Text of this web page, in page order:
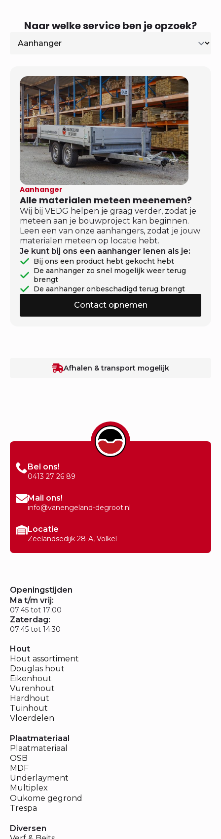
Naar welke service ben je opzoek?
Aanhanger
Alle materialen meteen meenemen?
Wij bij VEDG helpen je graag verder, zodat je
meteen aan je bouwproject kan beginnen.
Leen een van onze aanhangers, zodat je jouw
materialen meteen op locatie hebt.
Je kunt bij ons een aanhanger lenen als je:
Bij ons een product hebt gekocht hebt
De aanhanger zo snel mogelijk weer terug
brengt
De aanhanger onbeschadigd terug brengt
Contact opnemen
Afhalen & transport mogelijk
Bel ons!
0413 27 26 89
Mail ons!
info@vanengeland-degroot.nl
Locatie
Zeelandsedijk 28-A, Volkel
Openingstijden
Ma t/m vrij:
07:45 tot 17:00
Zaterdag:
07:45 tot 14:30
Hout
Hout assortiment
Douglas hout
Eikenhout
Vurenhout
Hardhout
Tuinhout
Vloerdelen
Plaatmateriaal
Plaatmateriaal
OSB
MDF
Underlayment
Multiplex
Oukome gegrond
Trespa
Diversen